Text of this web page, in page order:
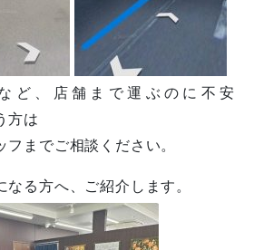
ど、店舗まで運ぶのに不安
方は
までご相談ください。
なる方へ、ご紹介します。